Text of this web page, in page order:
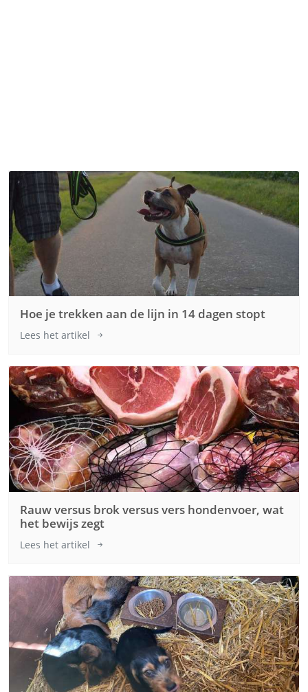
Hoe je trekken aan de lijn in 14 dagen stopt
Lees het artikel
Rauw versus brok versus vers hondenvoer, wat
het bewijs zegt
Lees het artikel